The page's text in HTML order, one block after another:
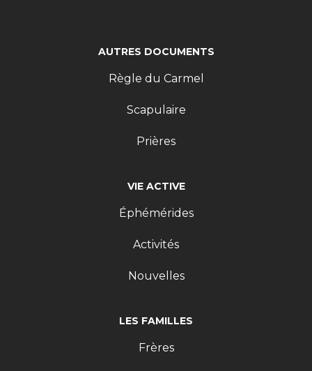
LES FAMILLES
Frères
VIE ACTIVE
Éphémérides
Activités
Nouvelles
AUTRES DOCUMENTS
Règle du Carmel
Scapulaire
Prières